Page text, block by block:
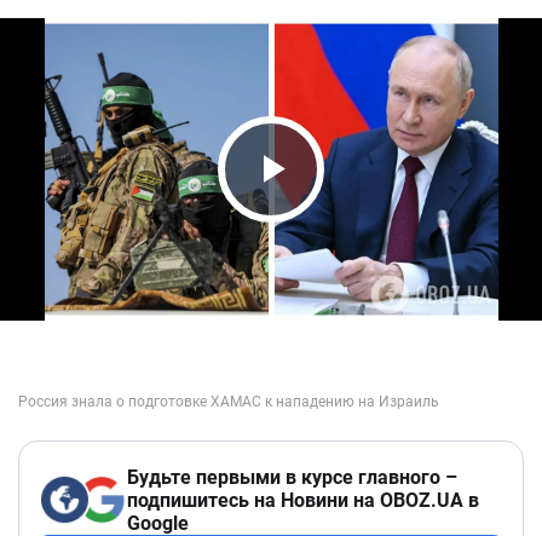
Play Video
Будьте первыми в курсе главного –
подпишитесь на Новини на OBOZ.UA в
Google